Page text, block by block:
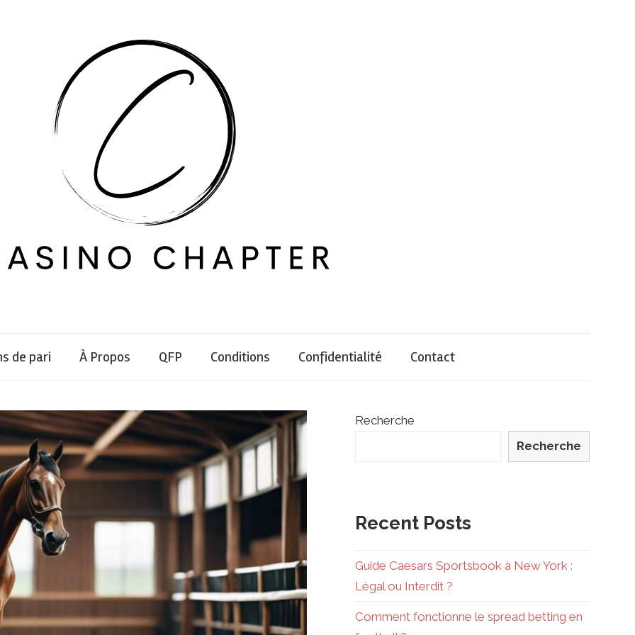
de pari À Propos QFP Conditions Confidentialité Contact
Recherche
Recherche
Recent Posts
Guide Caesars Sportsbook à New York :
Légal ou Interdit ?
Comment fonctionne le spread betting en